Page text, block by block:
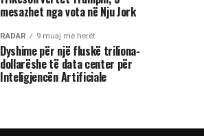
mesazhet nga vota në Nju Jork
RADAR 9 muaj më herët
Dyshime për një fluskë triliona-
dollarëshe të data center për
Inteligjencën Artificiale